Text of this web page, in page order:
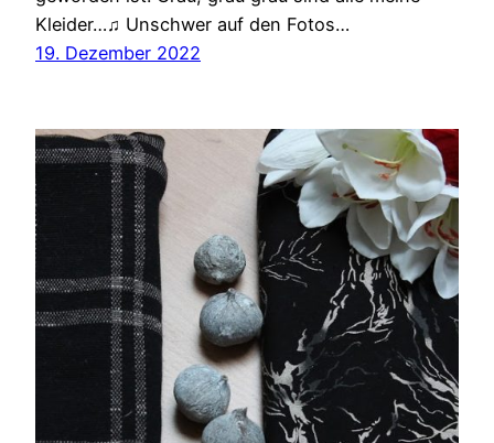
Kleider…♫ Unschwer auf den Fotos…
19. Dezember 2022